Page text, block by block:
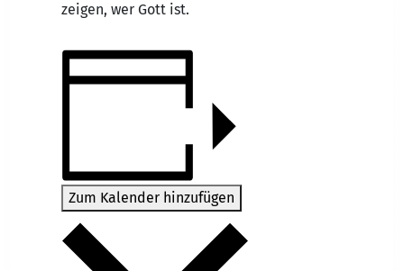
zeigen, wer Gott ist.
Zum Kalender hinzufügen